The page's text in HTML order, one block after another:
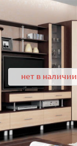
нет в наличии